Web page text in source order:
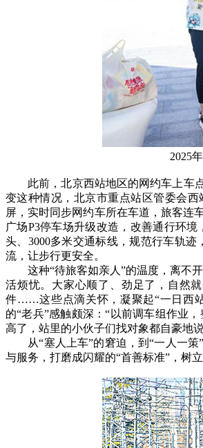
2025
此前，北京西站地区的网约车上车点
变这种情况，北京市重点站区管委会
屏，实时同步网约车所在车道，旅客连
广场P3停车场升级改造，改善通行环
头、3000多米交通标线，规范行车轨
流，让步行更安全。
这种“待旅客如亲人”的温度，离不开
活烦忧。大家心顺了、劲足了，自然
件……这些点滴关怀，凝聚起“一日西
的“老兵”感触颇深：“以前调车组作业
高了，站里的小伙子们找对象都自豪地
从“塞人上车”的窘迫，到“一人一策”
与服务，打磨成闪耀的“首善标准”，树